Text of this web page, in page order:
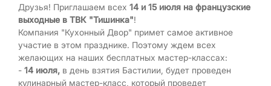
Друзья! Приглашаем всех 14 и 15 июля на французские
выходные в ТВК "Тишинка"!
Компания "Кухонный Двор" примет самое активное
участие в этом празднике. Поэтому ждем всех
желающих на наших бесплатных мастер-классах:
- 14 июля, в день взятия Бастилии, будет проведен
кулинарный мастер-класс, который проведет